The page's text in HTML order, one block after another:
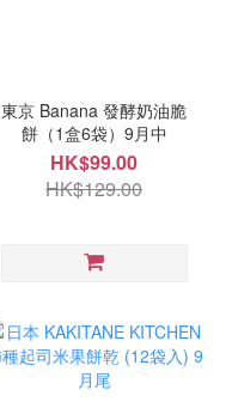
東京 Banana 發酵奶油脆
餅（1盒6袋）9月中
HK$99.00
HK$129.00